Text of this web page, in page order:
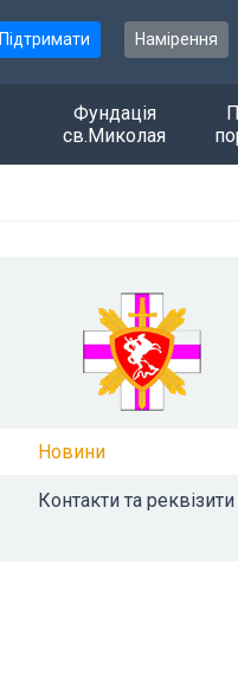
Підтримати Намірення
Фундація
св.Миколая
Новини
Контакти та реквізити